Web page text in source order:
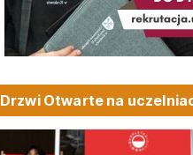
Drzwi Otwarte na